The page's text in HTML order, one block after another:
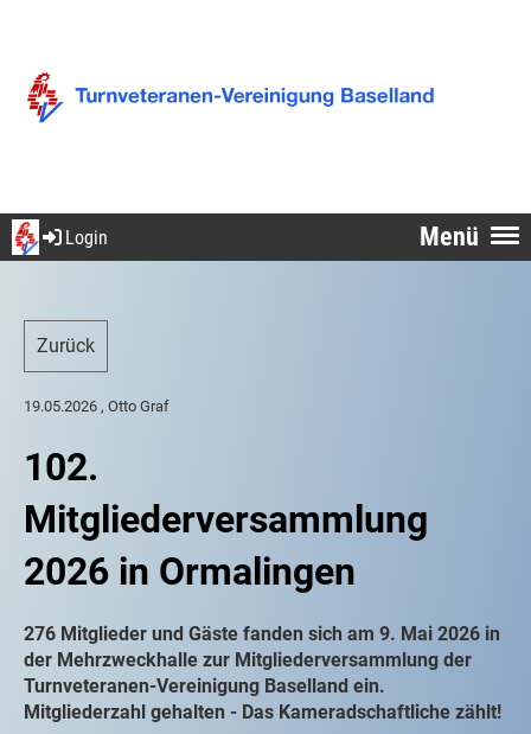
Menü
Login
Zurück
19.05.2026 , Otto Graf
102.
Mitgliederversammlung
2026 in Ormalingen
276 Mitglieder und Gäste fanden sich am 9. Mai 2026 in
der Mehrzweckhalle zur Mitgliederversammlung der
Turnveteranen-Vereinigung Baselland ein.
Mitgliederzahl gehalten - Das Kameradschaftliche zählt!